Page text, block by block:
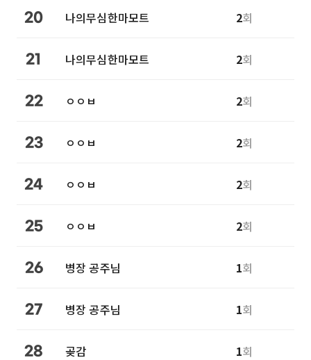
20 나의무심한마모트 2회
21 나의무심한마모트 2회
22 ㅇㅇㅂ 2회
23 ㅇㅇㅂ 2회
24 ㅇㅇㅂ 2회
25 ㅇㅇㅂ 2회
26 병장 공주님 1회
27 병장 공주님 1회
28 곶감 1회